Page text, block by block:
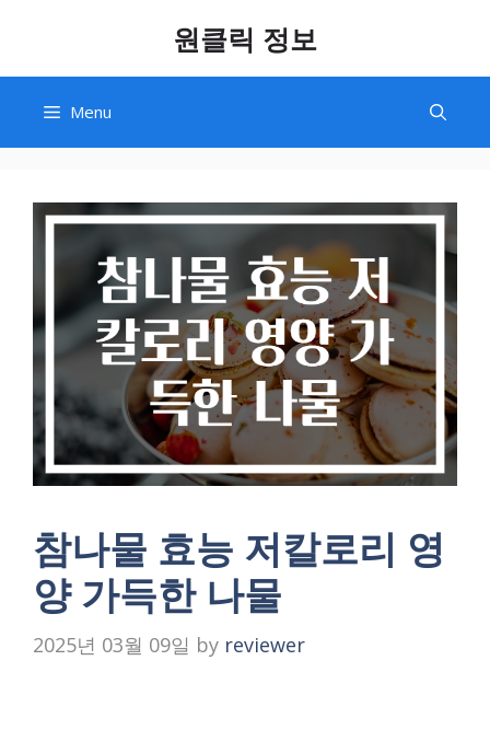
content
원클릭 정보
Menu
참나물 효능 저칼로리 영
양 가득한 나물
2025년 03월 09일 by reviewer